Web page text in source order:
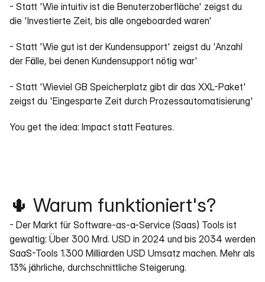
- Statt 'Wie intuitiv ist die Benuterzoberfläche' zeigst du
die 'Investierte Zeit, bis alle ongeboarded waren'
- Statt 'Wie gut ist der Kundensupport' zeigst du 'Anzahl
der Fälle, bei denen Kundensupport nötig war'
- Statt 'Wieviel GB Speicherplatz gibt dir das XXL-Paket'
zeigst du 'Eingesparte Zeit durch Prozessautomatisierung'
You get the idea: Impact statt Features.
🌵 Warum funktioniert's?
- Der Markt für Software-as-a-Service (Saas) Tools ist
gewaltig: Über 300 Mrd. USD in 2024 und bis 2034 werden
SaaS-Tools 1.300 Milliarden USD Umsatz machen. Mehr als
13% jährliche, durchschnittliche Steigerung.